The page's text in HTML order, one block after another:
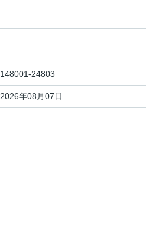
148001-24803
2026年08月07日